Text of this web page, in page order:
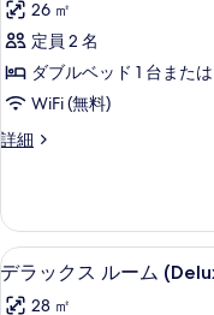
客
室
の
り
込
件
ペ
リ
ア
ー
(Superior
Double
or
Twin
26 ㎡
定員 2 名
ダブルベッド 1 台また
WiFi (無料)
詳細
ス
ア
ル
ー
デ
ラ
6
デラックス ルーム
28 ㎡